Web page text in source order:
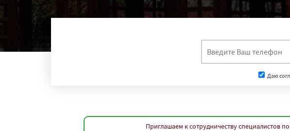
Даю
Приглашаем к сотрудничеству специалистов